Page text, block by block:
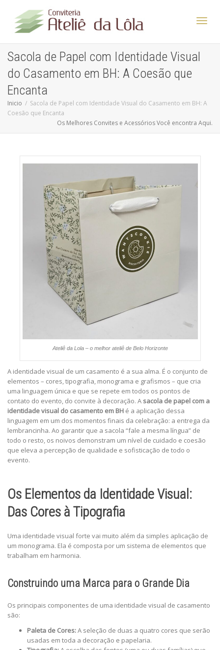
Sacola de Papel com Identidade Visual
do Casamento em BH: A Coesão que
Encanta
Inicio
Sacola de Papel com Identidade Visual do Casamento em BH: A
Coesão que Encanta
Os Melhores Convites e Acessórios Você encontra Aqui.
Ateliê da Lola – o melhor ateliê de Belo Horizonte
A identidade visual de um casamento é a sua alma. É o conjunto de
elementos – cores, tipografia, monograma e grafismos – que cria
uma linguagem única e que se repete em todos os pontos de
contato do evento, do convite à decoração. A sacola de papel com a
identidade visual do casamento em BH é a aplicação dessa
linguagem em um dos momentos finais da celebração: a entrega da
lembrancinha. Ao garantir que a sacola “fale a mesma língua” de
todo o resto, os noivos demonstram um nível de cuidado e coesão
que eleva a percepção de qualidade e sofisticação de todo o
evento.
Os Elementos da Identidade Visual:
Das Cores à Tipografia
Uma identidade visual forte vai muito além da simples aplicação de
um monograma. Ela é composta por um sistema de elementos que
trabalham em harmonia.
Construindo uma Marca para o Grande Dia
Os principais componentes de uma identidade visual de casamento
são:
Paleta de Cores:A seleção de duas a quatro cores que serão
usadas em toda a decoração e papelaria.